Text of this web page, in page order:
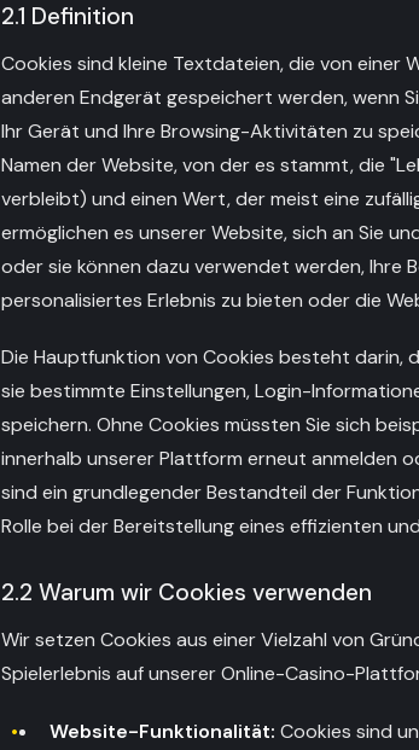
2.1 Definition
Cookies sind kleine Textdateien, die von einer
anderen Endgerät gespeichert werden, wenn
Ihr Gerät und Ihre Browsing-Aktivitäten zu
Namen der Website, von der es stammt, die
verbleibt) und einen Wert, der meist eine
ermöglichen es unserer Website, sich an Sie
oder sie können dazu verwendet werden, Ihre
personalisiertes Erlebnis zu bieten oder die
Die Hauptfunktion von Cookies besteht darin,
sie bestimmte Einstellungen, Login-
speichern. Ohne Cookies müssten Sie sich
innerhalb unserer Plattform erneut anmelden
sind ein grundlegender Bestandteil der
Rolle bei der Bereitstellung eines effizienten
2.2 Warum wir Cookies verwenden
Wir setzen Cookies aus einer Vielzahl von
Spielerlebnis auf unserer Online-Casino-
Website-Funktionalität: Cookies sind